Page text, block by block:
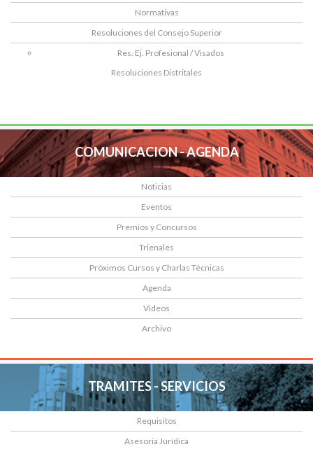
Normativas
Resoluciones del Consejo Superior
Res. Ej. Profesional / Visados
Resoluciones Distritales
COMUNICACION - AGENDA
Noticias
Eventos
Premios y Concursos
Trienales
Próximos Cursos y Charlas Técnicas
Agenda
Videos
Archivo
TRAMITES - SERVICIOS
Requisitos
Asesoria Jurídica